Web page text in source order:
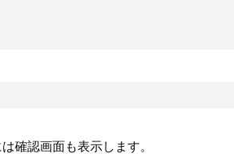
確認画面も表示します。